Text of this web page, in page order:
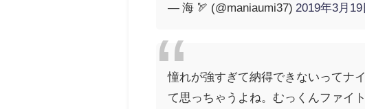
— 海 🏹 (@maniaumi37) 2019年3月19
憧れが強すぎて納得できないってナ
て思っちゃうよね。むっくんファイ